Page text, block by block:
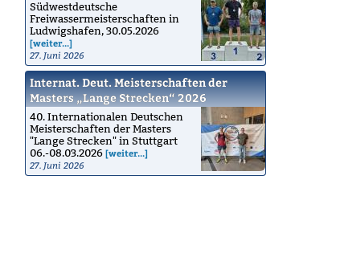
Südwestdeutsche
Freiwassermeisterschaften in
Ludwigshafen, 30.05.2026
[weiter...]
27. Juni 2026
Internat. Deut. Meisterschaften der
Masters „Lange Strecken“ 2026
40. Internationalen Deutschen
Meisterschaften der Masters
"Lange Strecken" in Stuttgart
06.-08.03.2026 [weiter...]
27. Juni 2026